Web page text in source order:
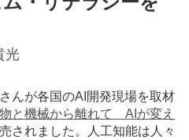
光
んが各国のAI開発現場を取材
と機械から離れて AIが変え
されました。人工知能は人々